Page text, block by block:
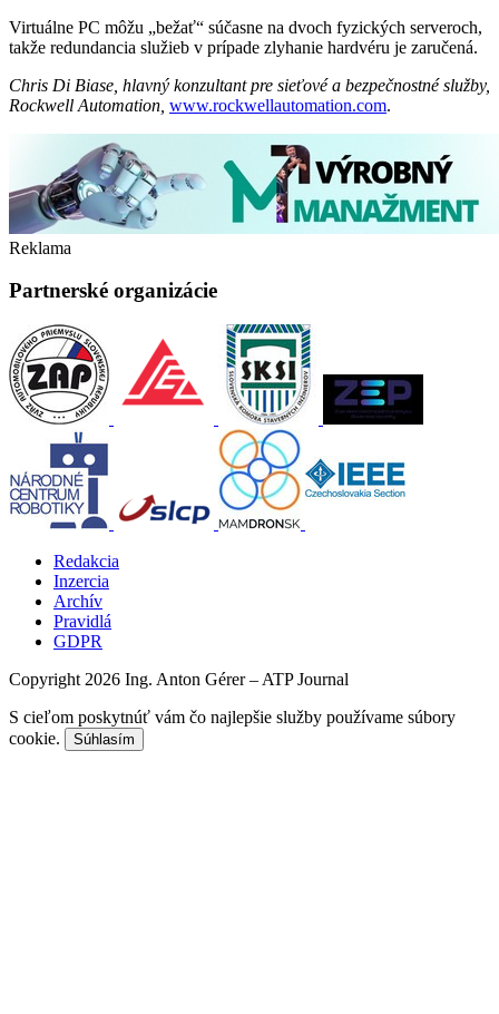
Virtuálne PC môžu „bežať“ súčasne na dvoch fyzických serveroch,
takže redundancia služieb v prípade zlyhanie hardvéru je zaručená.
Chris Di Biase, hlavný konzultant pre sieťové a bezpečnostné ­služby,
Rockwell Automation, www.rockwellautomation.com.
Reklama
Partnerské organizácie
Redakcia
Inzercia
Archív
Pravidlá
GDPR
Copyright 2026 Ing. Anton Gérer – ATP Journal
S cieľom poskytnúť vám čo najlepšie služby používame súbory
cookie.
Súhlasím